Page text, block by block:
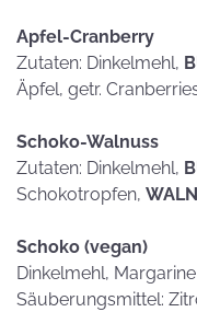
Apfel-Cranberry
Zutaten: Dinkelmehl,
Äpfel, getr.
Schoko-Walnuss
Zutaten: Dinkelmehl,
Schokotropfen,
Schoko (vegan)
Dinkelmehl,
Säuberungsmittel: